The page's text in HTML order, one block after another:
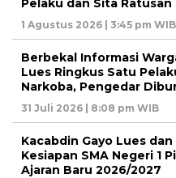
Pelaku dan Sita Ratusan
1 Agustus 2026 | 3:45 pm WIB
Berbekal Informasi
Lues Ringkus Satu
Narkoba, Pengedar
31 Juli 2026 | 8:08 pm WIB
Kacabdin Gayo Lues
Kesiapan SMA Negeri 1
Ajaran Baru 2026/2027